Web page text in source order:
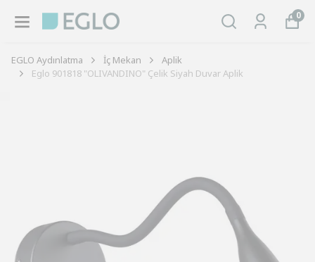
0
EGLO Aydınlatma İç Mekan
Aplik
Eglo 901818 "OLIVANDINO" Çelik Siyah Duvar Aplik